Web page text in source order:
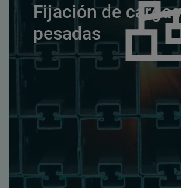
Fijación de cargas
pesadas